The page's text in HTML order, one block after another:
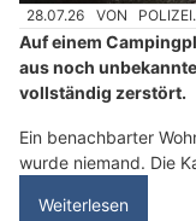
28.07.26 VON
Auf einem
aus noch
vollständig zerstört.
Ein benachbarter
wurde niemand. Die
Weiterlesen